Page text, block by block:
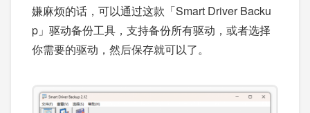
嫌麻烦的话，可以通过这款「Smart Driver Backu
p」驱动备份工具，支持备份所有驱动，或者选择
你需要的驱动，然后保存就可以了。